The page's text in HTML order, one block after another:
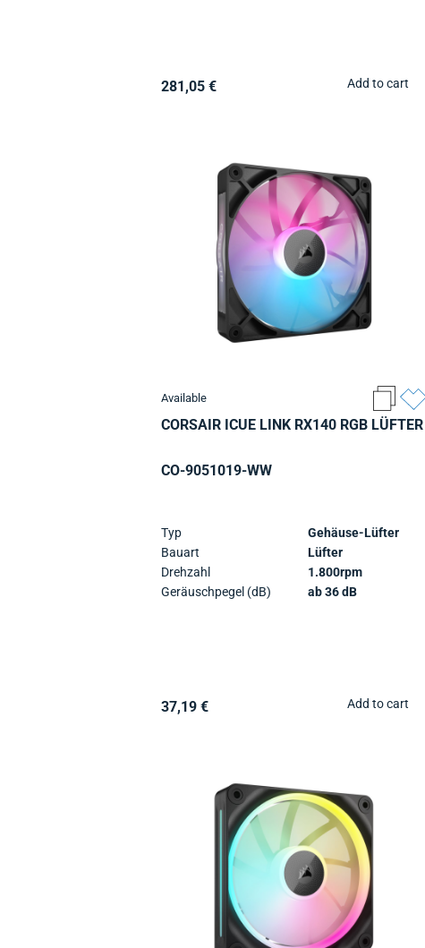
281,05 € Add to cart
Available
CORSAIR ICUE LINK RX140 RGB LÜFTER
CO-9051019-WW
Typ
Bauart
Drehzahl
Geräuschpegel (dB)
Gehäuse-Lüfter
Lüfter
1.800rpm
ab 36 dB
37,19 € Add to cart